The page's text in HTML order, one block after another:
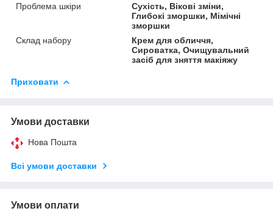
Проблема шкіри
Сухість, Вікові зміни,
Глибокі зморшки, Мімічні
зморшки
Склад набору
Крем для обличчя,
Сироватка, Очищувальний
засіб для зняття макіяжу
Приховати
Умови доставки
Нова Пошта
Всі умови доставки
Умови оплати